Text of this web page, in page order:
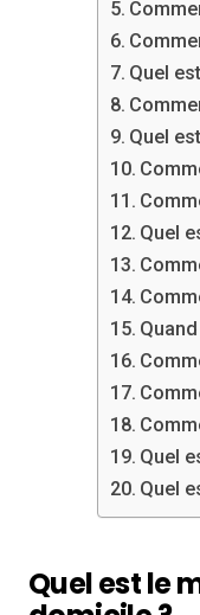
Quel
Quel
Quel
Quel
Quel
Quel est le